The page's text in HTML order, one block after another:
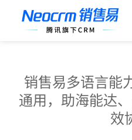
销售易多语言能
通用，助海能达
效